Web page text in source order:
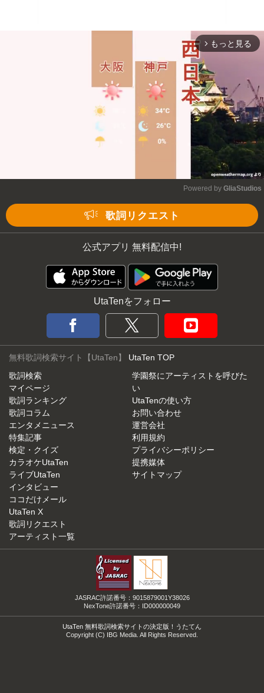
arrow_forward_ios もっと見る
Powered by GliaStudios
歌詞リクエスト
公式アプリ 無料配信中!
UtaTenをフォロー
無料歌詞検索サイト【UtaTen】 UtaTen TOP
歌詞検索
マイページ
歌詞ランキング
歌詞コラム
エンタメニュース
特集記事
検定・クイズ
カラオケUtaTen
ライブUtaTen
インタビュー
ココだけメール
UtaTen X
歌詞リクエスト
アーティスト一覧
学園祭にアーティストを呼びた
い
UtaTenの使い方
お問い合わせ
運営会社
利用規約
プライバシーポリシー
提携媒体
サイトマップ
JASRAC許諾番号：9015879001Y38026
NexTone許諾番号：ID000000049
UtaTen 無料歌詞検索サイトの決定版！うたてん
Copyright (C) IBG Media. All Rights Reserved.